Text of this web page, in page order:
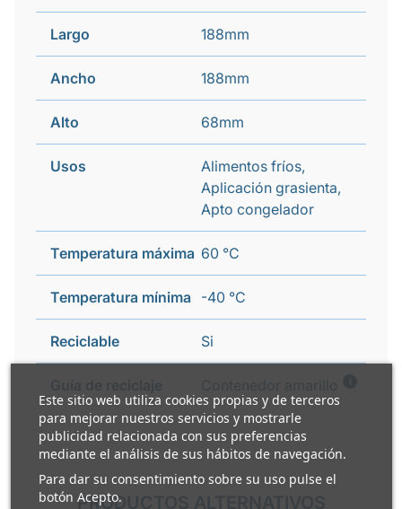
Este sitio web utiliza cookies propias y de terceros
para mejorar nuestros servicios y mostrarle
publicidad relacionada con sus preferencias
mediante el análisis de sus hábitos de navegación.
Para dar su consentimiento sobre su uso pulse el
botón Acepto.
Largo 188mm
Ancho 188mm
Alto 68mm
Usos
Alimentos fríos,
Aplicación grasienta,
Apto congelador
Temperatura máxima 60 °C
Temperatura mínima -40 °C
Reciclable Si
PRODUCTOS ALTERNATIVOS